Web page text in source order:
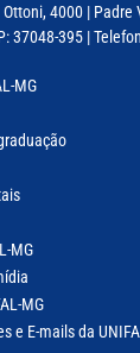
4000 | Padre
37048-395 |
MG
MG
MG
e E-mails da